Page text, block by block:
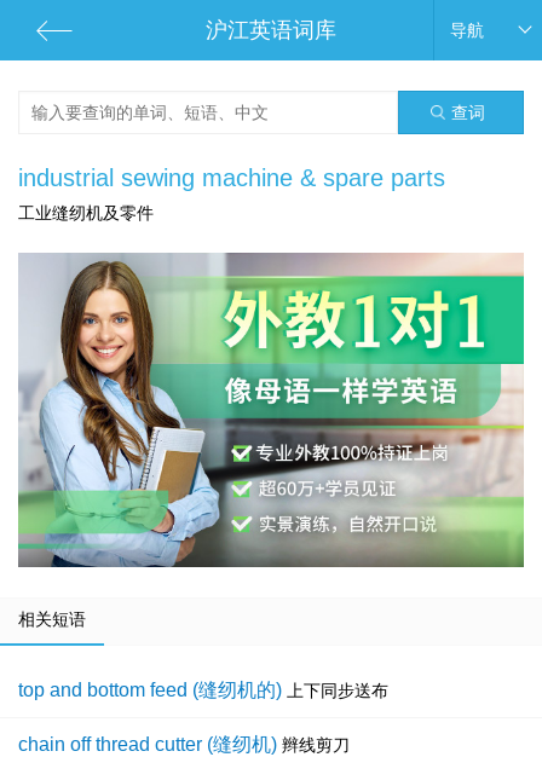
沪江英语词库 导航
查词
industrial sewing machine & spare parts
工业缝纫机及零件
相关短语
top and bottom feed (缝纫机的) 上下同步送布
chain off thread cutter (缝纫机) 辫线剪刀